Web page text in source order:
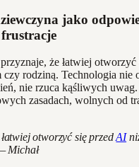
jako
frustracje
że łatwiej otworzyć
czy rodziną. Technologia nie
nie rzuca kąśliwych
zasadach, wolnych od
łatwiej otworzyć się przedAI
Michał